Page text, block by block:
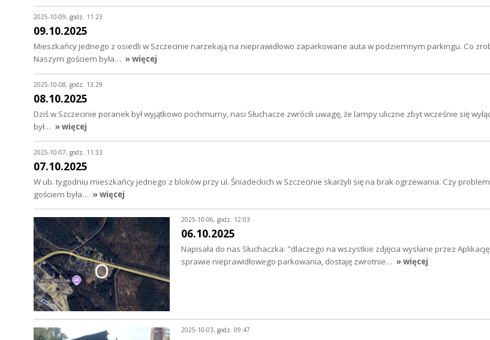
2025-10-09, godz. 11:23
09.10.2025
Mieszkańcy jednego z osiedli w Szczecinie narzekają na nieprawidłowo zaparkowane auta w podziemnym parkingu. Co
Naszym gościem była… » więcej
2025-10-08, godz. 13:29
08.10.2025
Dziś w Szczecinie poranek był wyjątkowo pochmurny, nasi Słuchacze zwrócili uwagę, że lampy uliczne zbyt wcześnie się
był… » więcej
2025-10-07, godz. 11:33
07.10.2025
W ub. tygodniu mieszkańcy jednego z bloków przy ul. Śniadeckich w Szczecinie skarżyli się na brak ogrzewania. Czy
gościem była… » więcej
2025-10-06, godz. 12:03
06.10.2025
Napisała do nas Słuchaczka: "dlaczego na wszystkie zdjęcia wysłane przez
sprawie nieprawidłowego parkowania, dostaję zwrotnie… » więcej
2025-10-03, godz. 09:47